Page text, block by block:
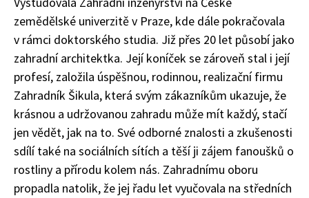
zemědělské univerzitě v Praze, kde dále pokračovala
v rámci doktorského studia. Již přes 20 let působí jako
zahradní architektka. Její koníček se zároveň stal i její
profesí, založila úspěšnou, rodinnou, realizační firmu
Zahradník Šikula, která svým zákazníkům ukazuje, že
krásnou a udržovanou zahradu může mít každý, stačí
jen vědět, jak na to. Své odborné znalosti a zkušenosti
sdílí také na sociálních sítích a těší ji zájem fanoušků o
rostliny a přírodu kolem nás. Zahradnímu oboru
propadla natolik, že jej řadu let vyučovala na středních